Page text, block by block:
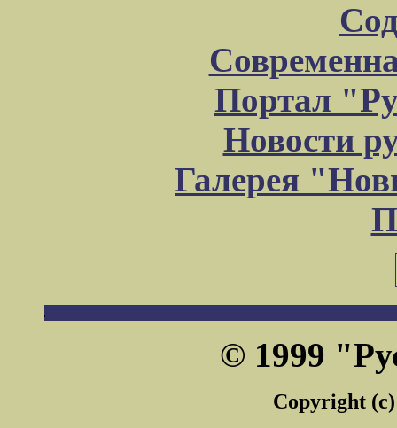
Портал
Новости
Галерея
© 1999
Copyright